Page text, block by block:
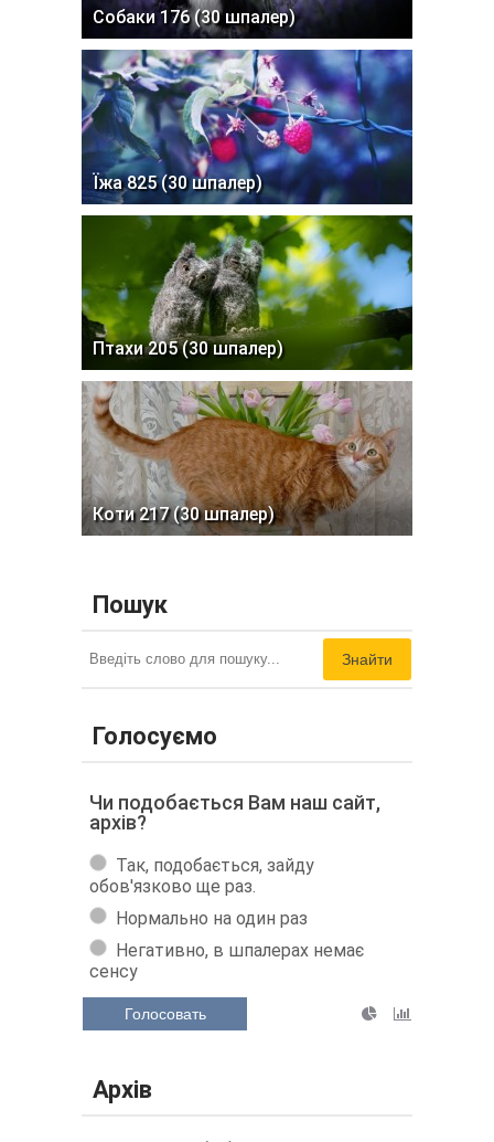
Собаки 176 (30 шпалер)
Їжа 825 (30 шпалер)
Птахи 205 (30 шпалер)
Коти 217 (30 шпалер)
Пошук
Знайти
Голосуємо
Чи подобається Вам наш сайт,
архів?
Так, подобається, зайду
обов'язково ще раз.
Нормально на один раз
Негативно, в шпалерах немає
сенсу
Голосовать
Архів